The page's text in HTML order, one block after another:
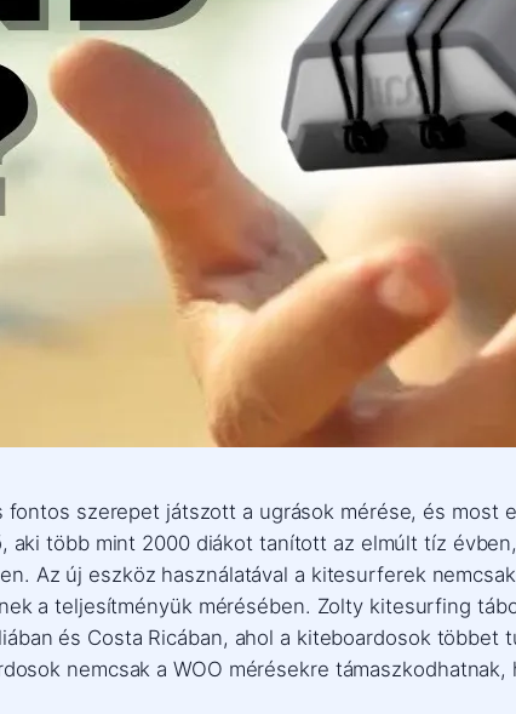
fontos szerepet játszott a ugrások mérése, és
aki több mint 2000 diákot tanított az elmúlt tíz
Az új eszköz használatával a kitesurferek
a teljesítményük mérésében. Zolty kitesurfing
és Costa Ricában, ahol a kiteboardosok
nemcsak a WOO mérésekre